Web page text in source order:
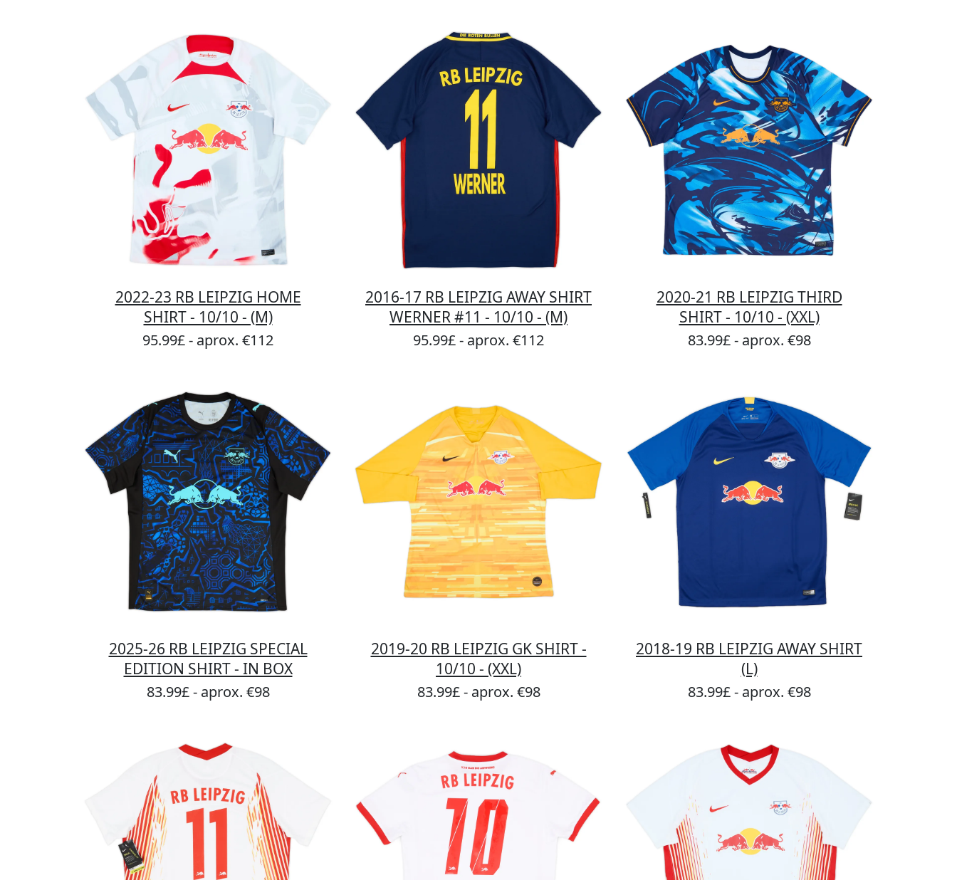
2022-23 RB LEIPZIG HOME
SHIRT - 10/10 - (M)
95.99£ - aprox. €112
2016-17 RB LEIPZIG AWAY SHIRT
WERNER #11 - 10/10 - (M)
95.99£ - aprox. €112
2020-21 RB LEIPZIG THIRD
SHIRT - 10/10 - (XXL)
83.99£ - aprox. €98
2025-26 RB LEIPZIG SPECIAL
EDITION SHIRT - IN BOX
83.99£ - aprox. €98
2019-20 RB LEIPZIG GK SHIRT -
10/10 - (XXL)
83.99£ - aprox. €98
2018-19 RB LEIPZIG AWAY SHIRT
(L)
83.99£ - aprox. €98